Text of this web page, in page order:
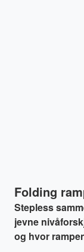
Folding
Stepless
jevne
og hvor